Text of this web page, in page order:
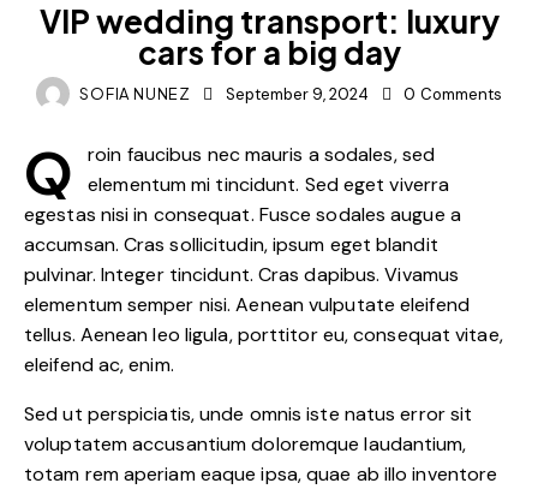
VIP wedding transport: luxury
cars for a big day
SOFIA NUNEZ September 9, 2024 0 Comments
Q
roin faucibus nec mauris a sodales, sed
elementum mi tincidunt. Sed eget viverra
egestas nisi in consequat. Fusce sodales augue a
accumsan. Cras sollicitudin, ipsum eget blandit
pulvinar. Integer tincidunt. Cras dapibus. Vivamus
elementum semper nisi. Aenean vulputate eleifend
tellus. Aenean leo ligula, porttitor eu, consequat vitae,
eleifend ac, enim.
Sed ut perspiciatis, unde omnis iste natus error sit
voluptatem accusantium doloremque laudantium,
totam rem aperiam eaque ipsa, quae ab illo inventore